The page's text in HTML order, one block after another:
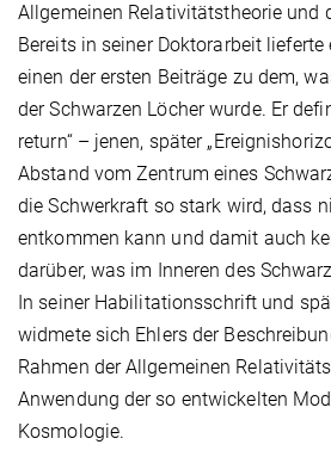
Allgemeinen Relativitätstheorie und
Bereits in seiner Doktorarbeit lieferte
einen der ersten Beiträge zu dem,
der Schwarzen Löcher wurde. Er
return“ – jenen, später
Abstand vom Zentrum eines
die Schwerkraft so stark wird, dass
entkommen kann und damit auch
darüber, was im Inneren des
In seiner Habilitationsschrift und
widmete sich Ehlers der
Rahmen der Allgemeinen
Anwendung der so entwickelten
Kosmologie.